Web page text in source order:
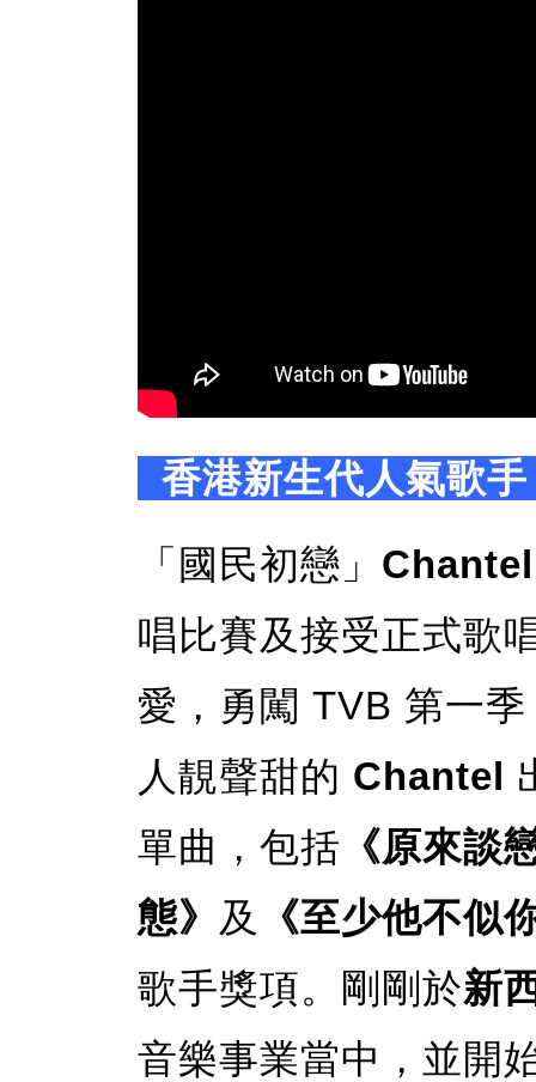
香港新生代人氣歌
「國民初戀」
唱比賽及接受正式歌
愛，勇闖 TVB 第一季
人靚聲甜的 Chantel
單曲，包括 《原來談
態》 及
《至少他不似
歌手獎項。剛剛於新
音樂事業當中，並開